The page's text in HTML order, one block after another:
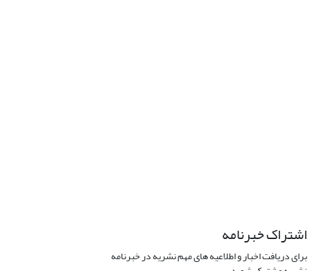
اشتراک خبرنامه
برای دریافت اخبار و اطلاعیه های مهم نشریه در خبرنامه